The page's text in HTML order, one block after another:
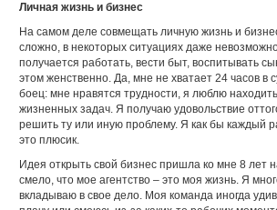
Личная жизнь и бизнес
На самом деле совмещать личную жизнь и
сложно, в некоторых ситуациях даже
получается работать, вести быт, воспитывать
этом женственно. Да, мне не хватает 24 часов в
боец: мне нравятся трудности, я люблю
жизненных задач. Я получаю удовольствие
решить ту или иную проблему. Я как бы каждый
это плюсик.
Идея открыть свой бизнес пришла ко мне 8 лет
смело, что мое агентство – это моя жизнь. Я
вкладываю в свое дело. Моя команда иногда